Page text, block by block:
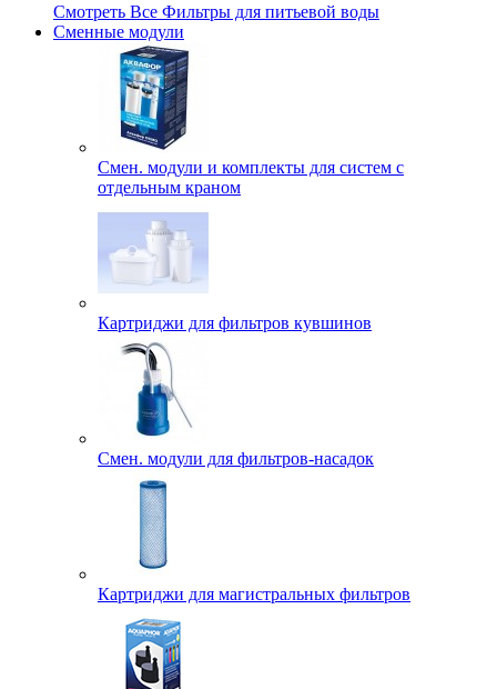
Смотреть Все Фильтры для питьевой воды
Сменные модули
Смен. модули и комплекты для систем с
отдельным краном
Картриджи для фильтров кувшинов
Смен. модули для фильтров-насадок
Картриджи для магистральных фильтров